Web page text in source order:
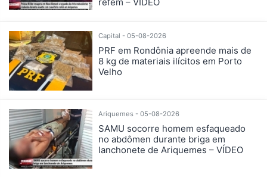
refém – VÍDEO
Capital - 05-08-2026
PRF em Rondônia apreende mais de
8 kg de materiais ilícitos em Porto
Velho
Ariquemes - 05-08-2026
SAMU socorre homem esfaqueado
no abdômen durante briga em
lanchonete de Ariquemes – VÍDEO